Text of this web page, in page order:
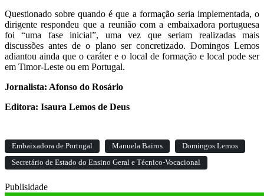
Questionado sobre quando é que a formação seria implementada, o
dirigente respondeu que a reunião com a embaixadora portuguesa
foi “uma fase inicial”, uma vez que seriam realizadas mais
discussões antes de o plano ser concretizado. Domingos Lemos
adiantou ainda que o caráter e o local de formação e local pode ser
em Timor-Leste ou em Portugal.
Jornalista: Afonso do Rosário
Editora: Isaura Lemos de Deus
Embaixadora de Portugal Manuela Bairos
Domingos Lemos
Secretário de Estado do Ensino Geral e Técnico-Vocacional
Publisidade